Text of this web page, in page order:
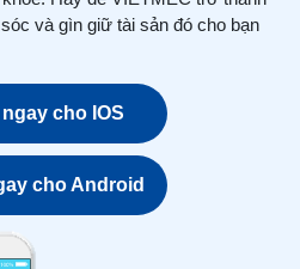
và gìn giữ tài sản đó cho bạn
cho IOS
cho Android